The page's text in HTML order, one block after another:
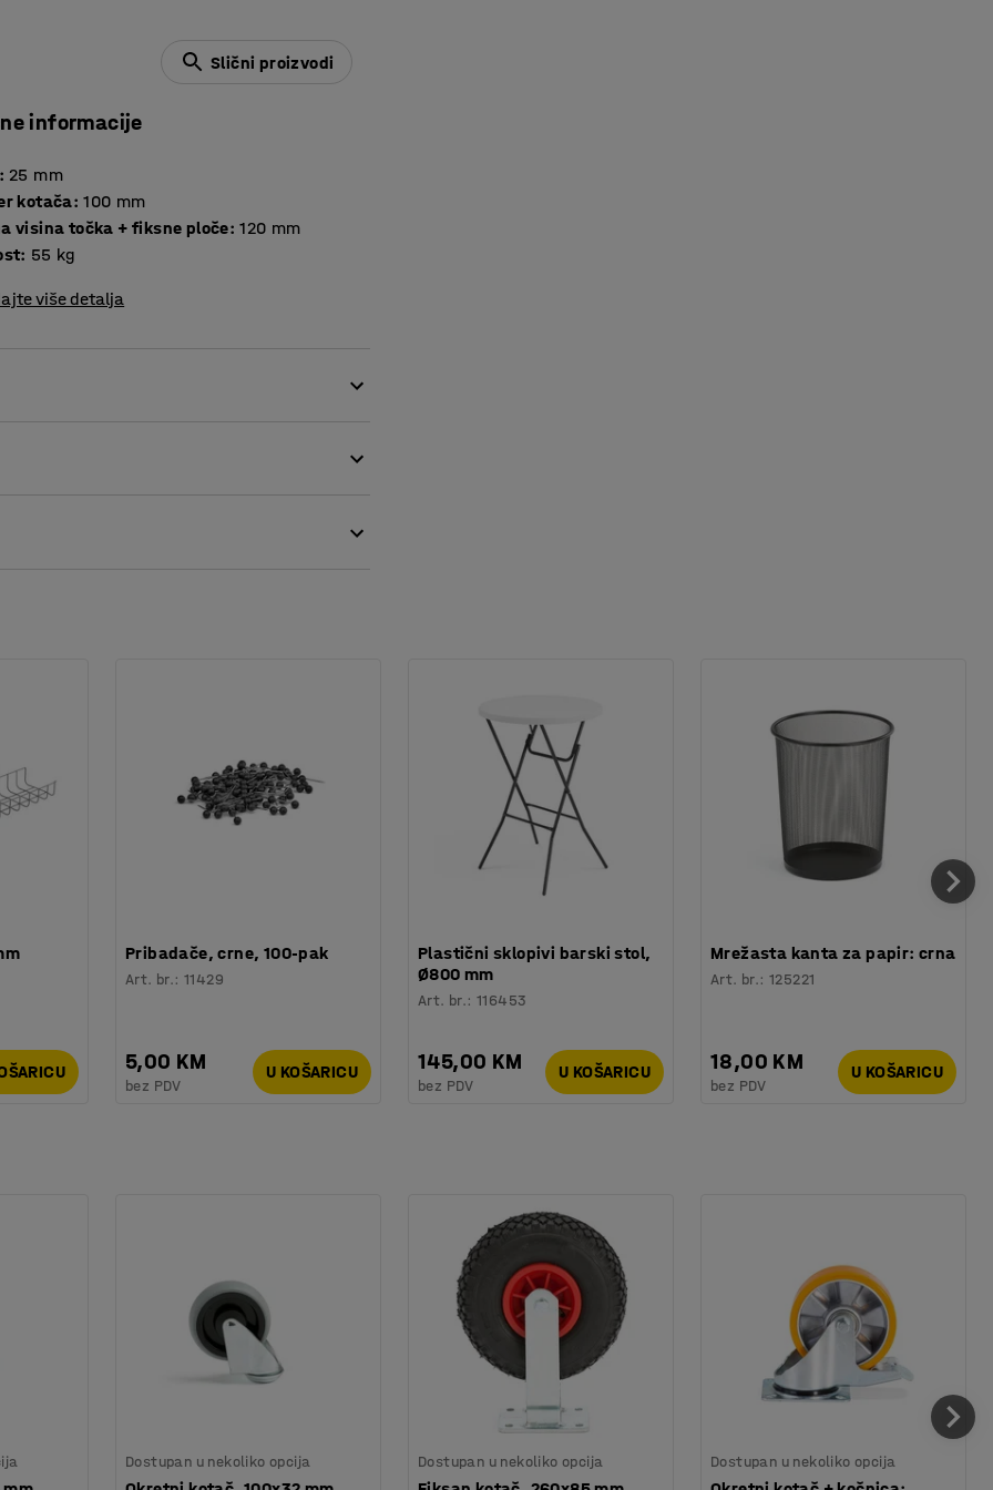
Slični proizvodi
informacije
: 25 mm
kotača: 100 mm
visina točka + fiksne ploče: 120 mm
: 55 kg
više detalja
Pribadače, crne, 100-pak
Art. br.:11429
5,00 KM
bez PDV
U KOŠARICU
Plastični sklopivi barski stol,
Ø800 mm
Art. br.:116453
145,00 KM
bez PDV
U KOŠARICU
Mrežasta kanta za papir: crna
Art. br.:125221
18,00 KM
bez PDV
U KOŠARICU
Dostupan u nekoliko opcija Dostupan u nekoliko opcija Dostupan u nekoliko opcija